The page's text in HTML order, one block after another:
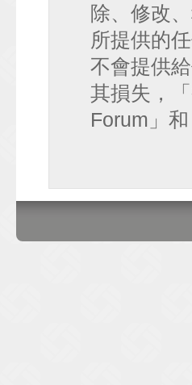
除、修改
所提供的
不會提供
其損失，
Forum」